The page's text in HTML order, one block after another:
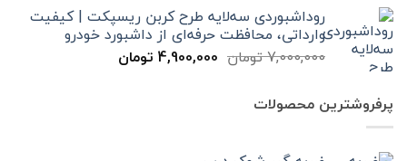
7,000,000 تومان
بود.
4,900,000 تومان
است.
روداشبوردی سه‌لایه طرح کربن ریسپکت | کیفیت
وارداتی، محافظت حرفه‌ای از داشبورد خودرو
7,000,000تومان قیمت
4,900,000 تومانقیمت
پرفروشترین محصولات